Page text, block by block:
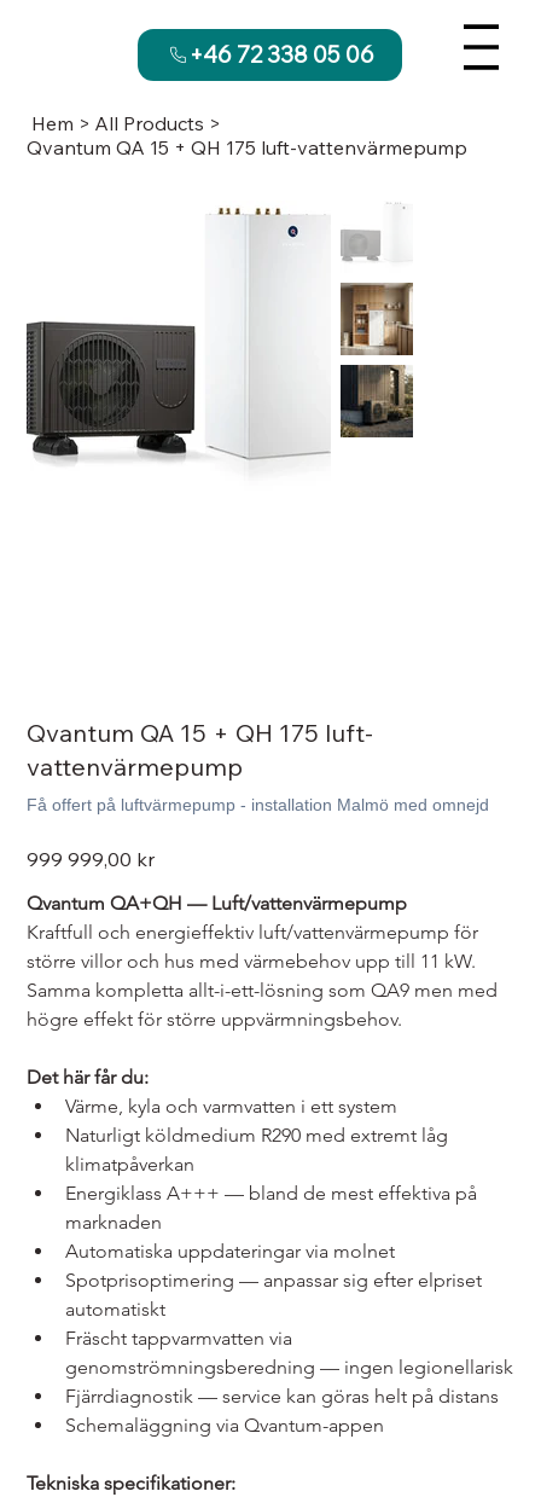
+46 72 338 05 06
Hem > All Products >
Qvantum QA 15 + QH 175 luft-vattenvärmepump
Qvantum QA 15 + QH 175 luft-
vattenvärmepump
Få offert på luftvärmepump - installation Malmö med omnejd
Pris
999 999,00 kr
Qvantum QA+QH — Luft/vattenvärmepump
Kraftfull och energieffektiv luft/vattenvärmepump för
större villor och hus med värmebehov upp till 11 kW.
Samma kompletta allt-i-ett-lösning som QA9 men med
högre effekt för större uppvärmningsbehov.
Det här får du:
Värme, kyla och varmvatten i ett system
Naturligt köldmedium R290 med extremt låg
klimatpåverkan
Energiklass A+++ — bland de mest effektiva på
marknaden
Automatiska uppdateringar via molnet
Spotprisoptimering — anpassar sig efter elpriset
automatiskt
Fräscht tappvarmvatten via
genomströmningsberedning — ingen legionellarisk
Fjärrdiagnostik — service kan göras helt på distans
Schemaläggning via Qvantum-appen
Tekniska specifikationer: